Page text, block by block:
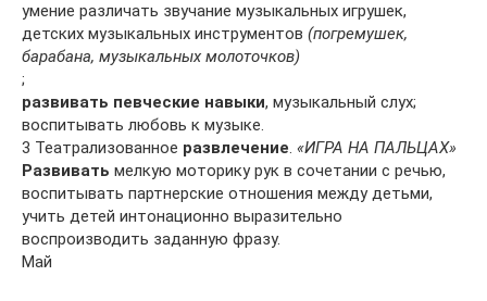
умение различать звучание музыкальных игрушек,
детских музыкальных инструментов (погремушек,
барабана, музыкальных молоточков)
;
развивать певческие навыки, музыкальный слух;
воспитывать любовь к музыке.
3 Театрализованное развлечение. «ИГРА НА ПАЛЬЦАХ»
Развивать мелкую моторику рук в сочетании с речью,
воспитывать партнерские отношения между детьми,
учить детей интонационно выразительно
воспроизводить заданную фразу.
Май